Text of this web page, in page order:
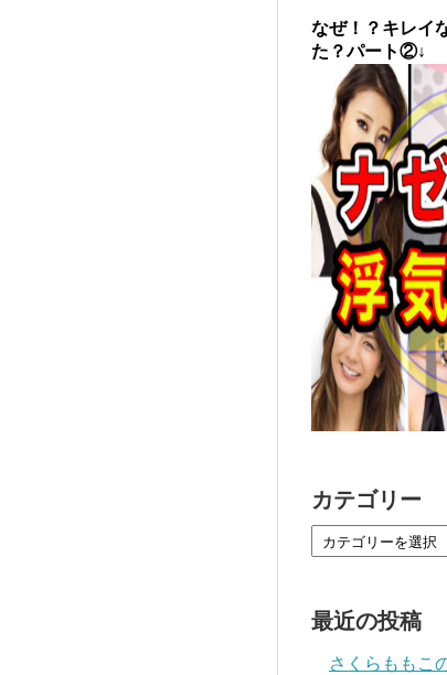
なぜ！？キレイ
た？パート②↓
カテゴリー
最近の投稿
さくらももこ